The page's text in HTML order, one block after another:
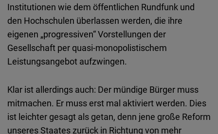
Institutionen wie dem öffentlichen Rundfunk und
den Hochschulen überlassen werden, die ihre
eigenen „progressiven“ Vorstellungen der
Gesellschaft per quasi-monopolistischem
Leistungsangebot aufzwingen.
Klar ist allerdings auch: Der mündige Bürger muss
mitmachen. Er muss erst mal aktiviert werden. Dies
ist leichter gesagt als getan, denn jene große Reform
unseres Staates zurück in Richtung von mehr